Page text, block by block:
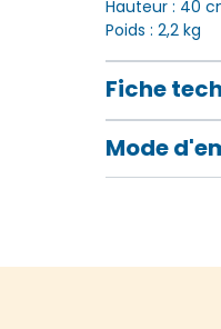
Hauteur : 40
Poids : 2,2 kg
Fiche
Mode